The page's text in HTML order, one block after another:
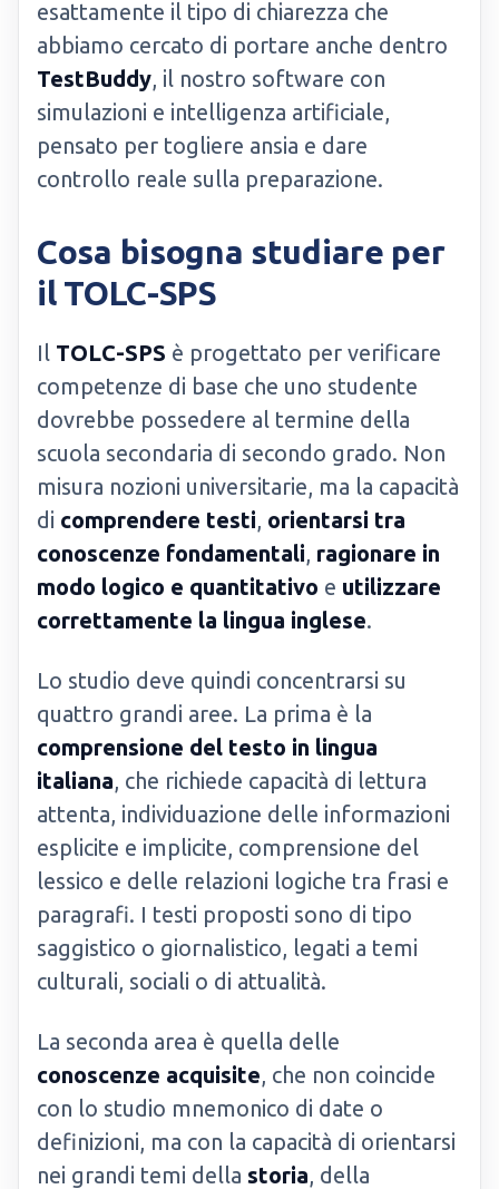
esattamente il tipo di chiarezza che
abbiamo cercato di portare anche dentro
TestBuddy, il nostro software con
simulazioni e intelligenza artificiale,
pensato per togliere ansia e dare
controllo reale sulla preparazione.
Cosa bisogna studiare per
il TOLC-SPS
Il TOLC-SPS è progettato per verificare
competenze di base che uno studente
dovrebbe possedere al termine della
scuola secondaria di secondo grado. Non
misura nozioni universitarie, ma la capacità
di comprendere testi, orientarsi tra
conoscenze fondamentali, ragionare in
modo logico e quantitativo e utilizzare
correttamente la lingua inglese.
Lo studio deve quindi concentrarsi su
quattro grandi aree. La prima è la
comprensione del testo in lingua
italiana, che richiede capacità di lettura
attenta, individuazione delle informazioni
esplicite e implicite, comprensione del
lessico e delle relazioni logiche tra frasi e
paragrafi. I testi proposti sono di tipo
saggistico o giornalistico, legati a temi
culturali, sociali o di attualità.
La seconda area è quella delle
conoscenze acquisite, che non coincide
con lo studio mnemonico di date o
definizioni, ma con la capacità di orientarsi
nei grandi temi della storia, della